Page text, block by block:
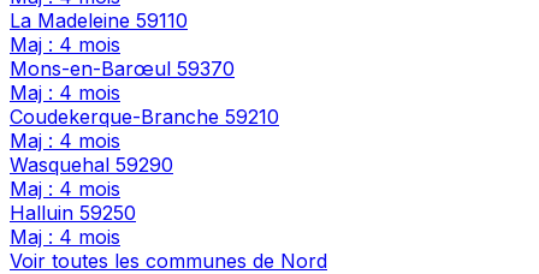
La Madeleine 59110
Maj : 4 mois
Mons-en-Barœul 59370
Maj : 4 mois
Coudekerque-Branche 59210
Maj : 4 mois
Wasquehal 59290
Maj : 4 mois
Halluin 59250
Maj : 4 mois
Voir toutes les communes de Nord